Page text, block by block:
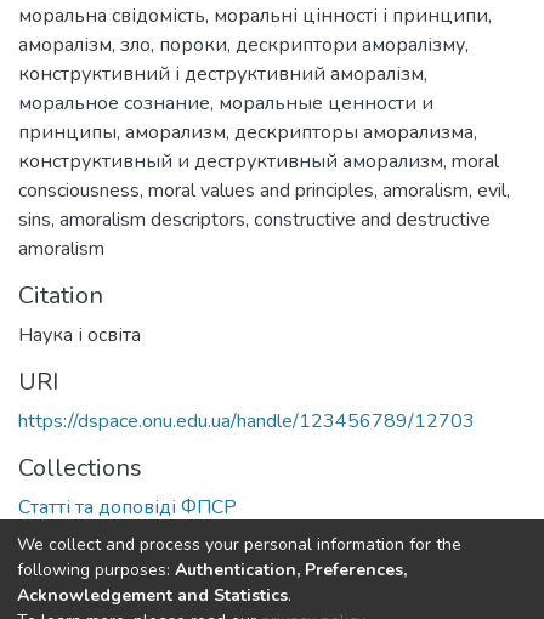
моральна свідомість, моральні цінності і принципи,
аморалізм, зло, пороки, дескриптори аморалізму,
конструктивний і деструктивний аморалізм,
моральное сознание, моральные ценности и
принципы, аморализм, дескрипторы аморализма,
конструктивный и деструктивный аморализм, moral
consciousness, moral values and principles, amoralism, evil,
sins, amoralism descriptors, constructive and destructive
amoralism
Citation
Наука і освіта
URI
https://dspace.onu.edu.ua/handle/123456789/12703
Collections
Статті та доповіді ФПСР
Full item page
We collect and process your personal information for the
following purposes: Authentication, Preferences,
Acknowledgement and Statistics.